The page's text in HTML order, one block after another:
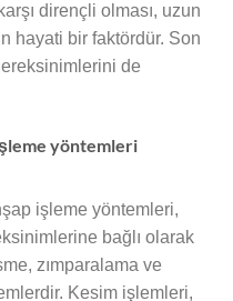
dirençli olması, uzun
hayati bir faktördür. Son
de
yöntemleri
işleme yöntemleri,
bağlı olarak
zımparalama ve
Kesim işlemleri,